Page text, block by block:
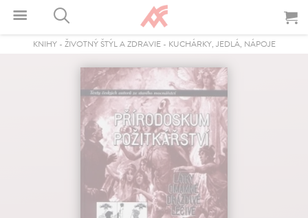
KNIHY- ŽIVOTNÝ ŠTÝL A ZDRAVIE- KUCHÁRKY, JEDLÁ, NÁPOJE